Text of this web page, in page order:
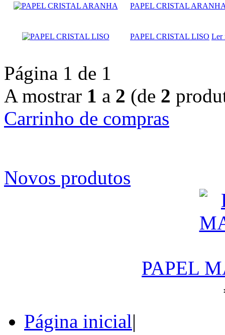
PAPEL CRISTAL
PAPEL CRISTAL LISO Ler
Página 1 de 1
A mostrar 1 a 2 (de 2
Carrinho de compras
Novos produtos
PAPEL
Página inicial|